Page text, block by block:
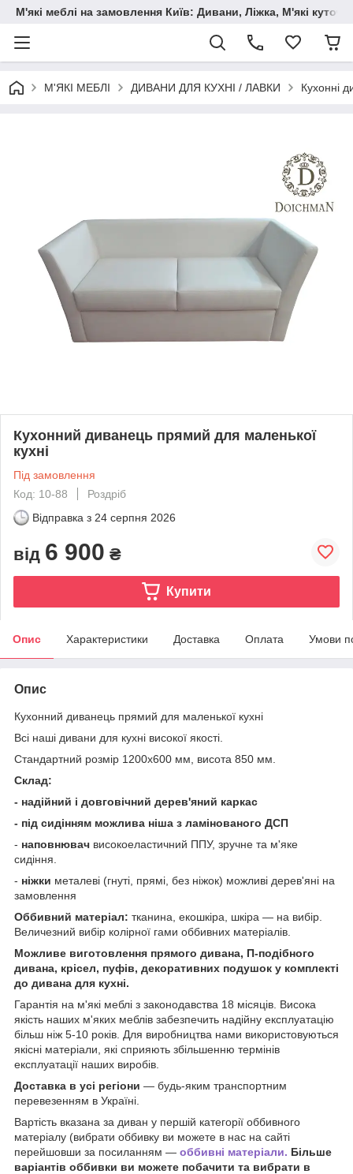
М'які меблі на замовлення Київ: Дивани, Ліжка, М'які
М'ЯКІ МЕБЛІ ДИВАНИ ДЛЯ КУХНІ / ЛАВКИ Кухонні
Кухонний диванець прямий для маленької
кухні
Під замовлення
Код: 10-88
Роздріб
Відправка з 24 серпня 2026
від 6 900 ₴
Купити
Опис Характеристики Доставка Оплата Умови
Опис
Кухонний диванець прямий для маленької кухні
Всі наші дивани для кухні високої якості.
Стандартний розмір 1200х600 мм, висота 850 мм.
Склад:
- надійний і довговічний дерев'яний каркас
- під сидінням можлива ніша з ламінованого ДСП
- наповнювач високоеластичний ППУ, зручне та м'яке
сидіння.
- ніжки металеві (гнуті, прямі, без ніжок) можливі дерев'яні на
замовлення
Оббивний матеріал: тканина, екошкіра, шкіра — на вибір.
Величезний вибір колірної гами оббивних матеріалів.
Можливе виготовлення прямого дивана, П-подібного
дивана, крісел, пуфів, декоративних подушок у комплекті
до дивана для кухні.
Гарантія на м'які меблі з законодавства 18 місяців. Висока
якість наших м'яких меблів забезпечить надійну експлуатацію
більш ніж 5-10 років. Для виробництва нами використовуються
якісні матеріали, які сприяють збільшенню термінів
експлуатації наших виробів.
Доставка в усі регіони — будь-яким транспортним
перевезенням в Україні.
Вартість вказана за диван у першій категорії оббивного
матеріалу (вибрати оббивку ви можете в нас на сайті
перейшовши за посиланням — оббивні матеріали. Більше
варіантів оббивки ви можете побачити та вибрати в